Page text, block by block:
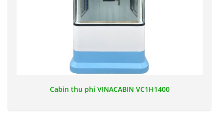
Cabin thu phí VINACABIN VC1H1400